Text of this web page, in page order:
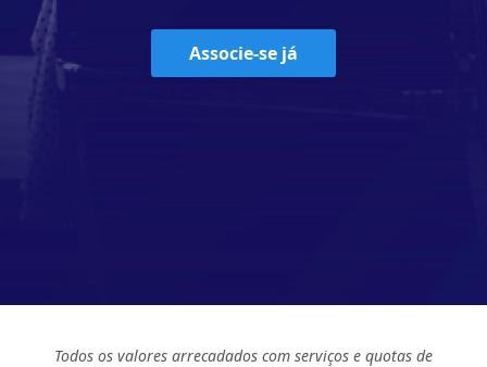
Associe-se já
Todos os valores arrecadados com serviços e quotas de